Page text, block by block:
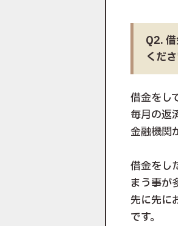
Q2.
くださ
借金をし
毎月の返
金融機関
借金をし
まう事が
先に先に
です。